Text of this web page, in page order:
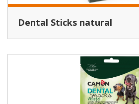
Dental Sticks natural